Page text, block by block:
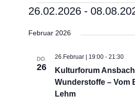
Veranstaltungen
26.02.2026 -
wählen.
Februar 2026
DO.
26
Kulturforum
Wunderstoffe – Vom
Lehm
26.Februar | 19:00 -21:30